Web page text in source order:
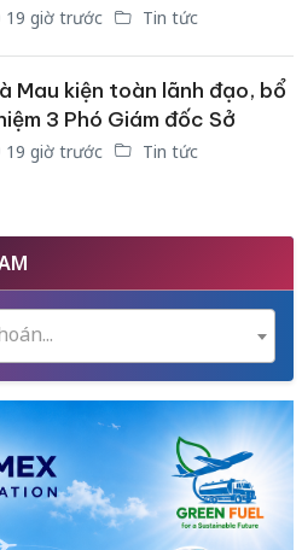
19 giờ trước Tin tức
Mau kiện toàn lãnh đạo, bổ
3 Phó Giám đốc Sở
19 giờ trước Tin tức